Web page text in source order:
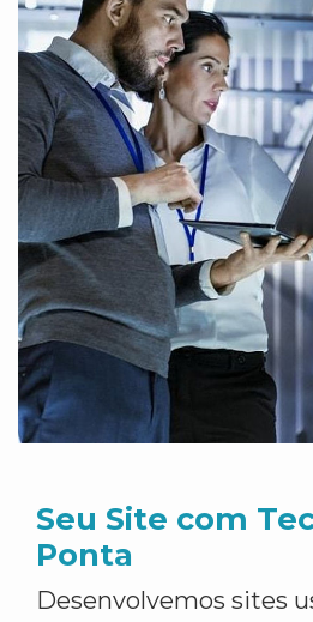
Seu Site com
Ponta
Desenvolvemos sites